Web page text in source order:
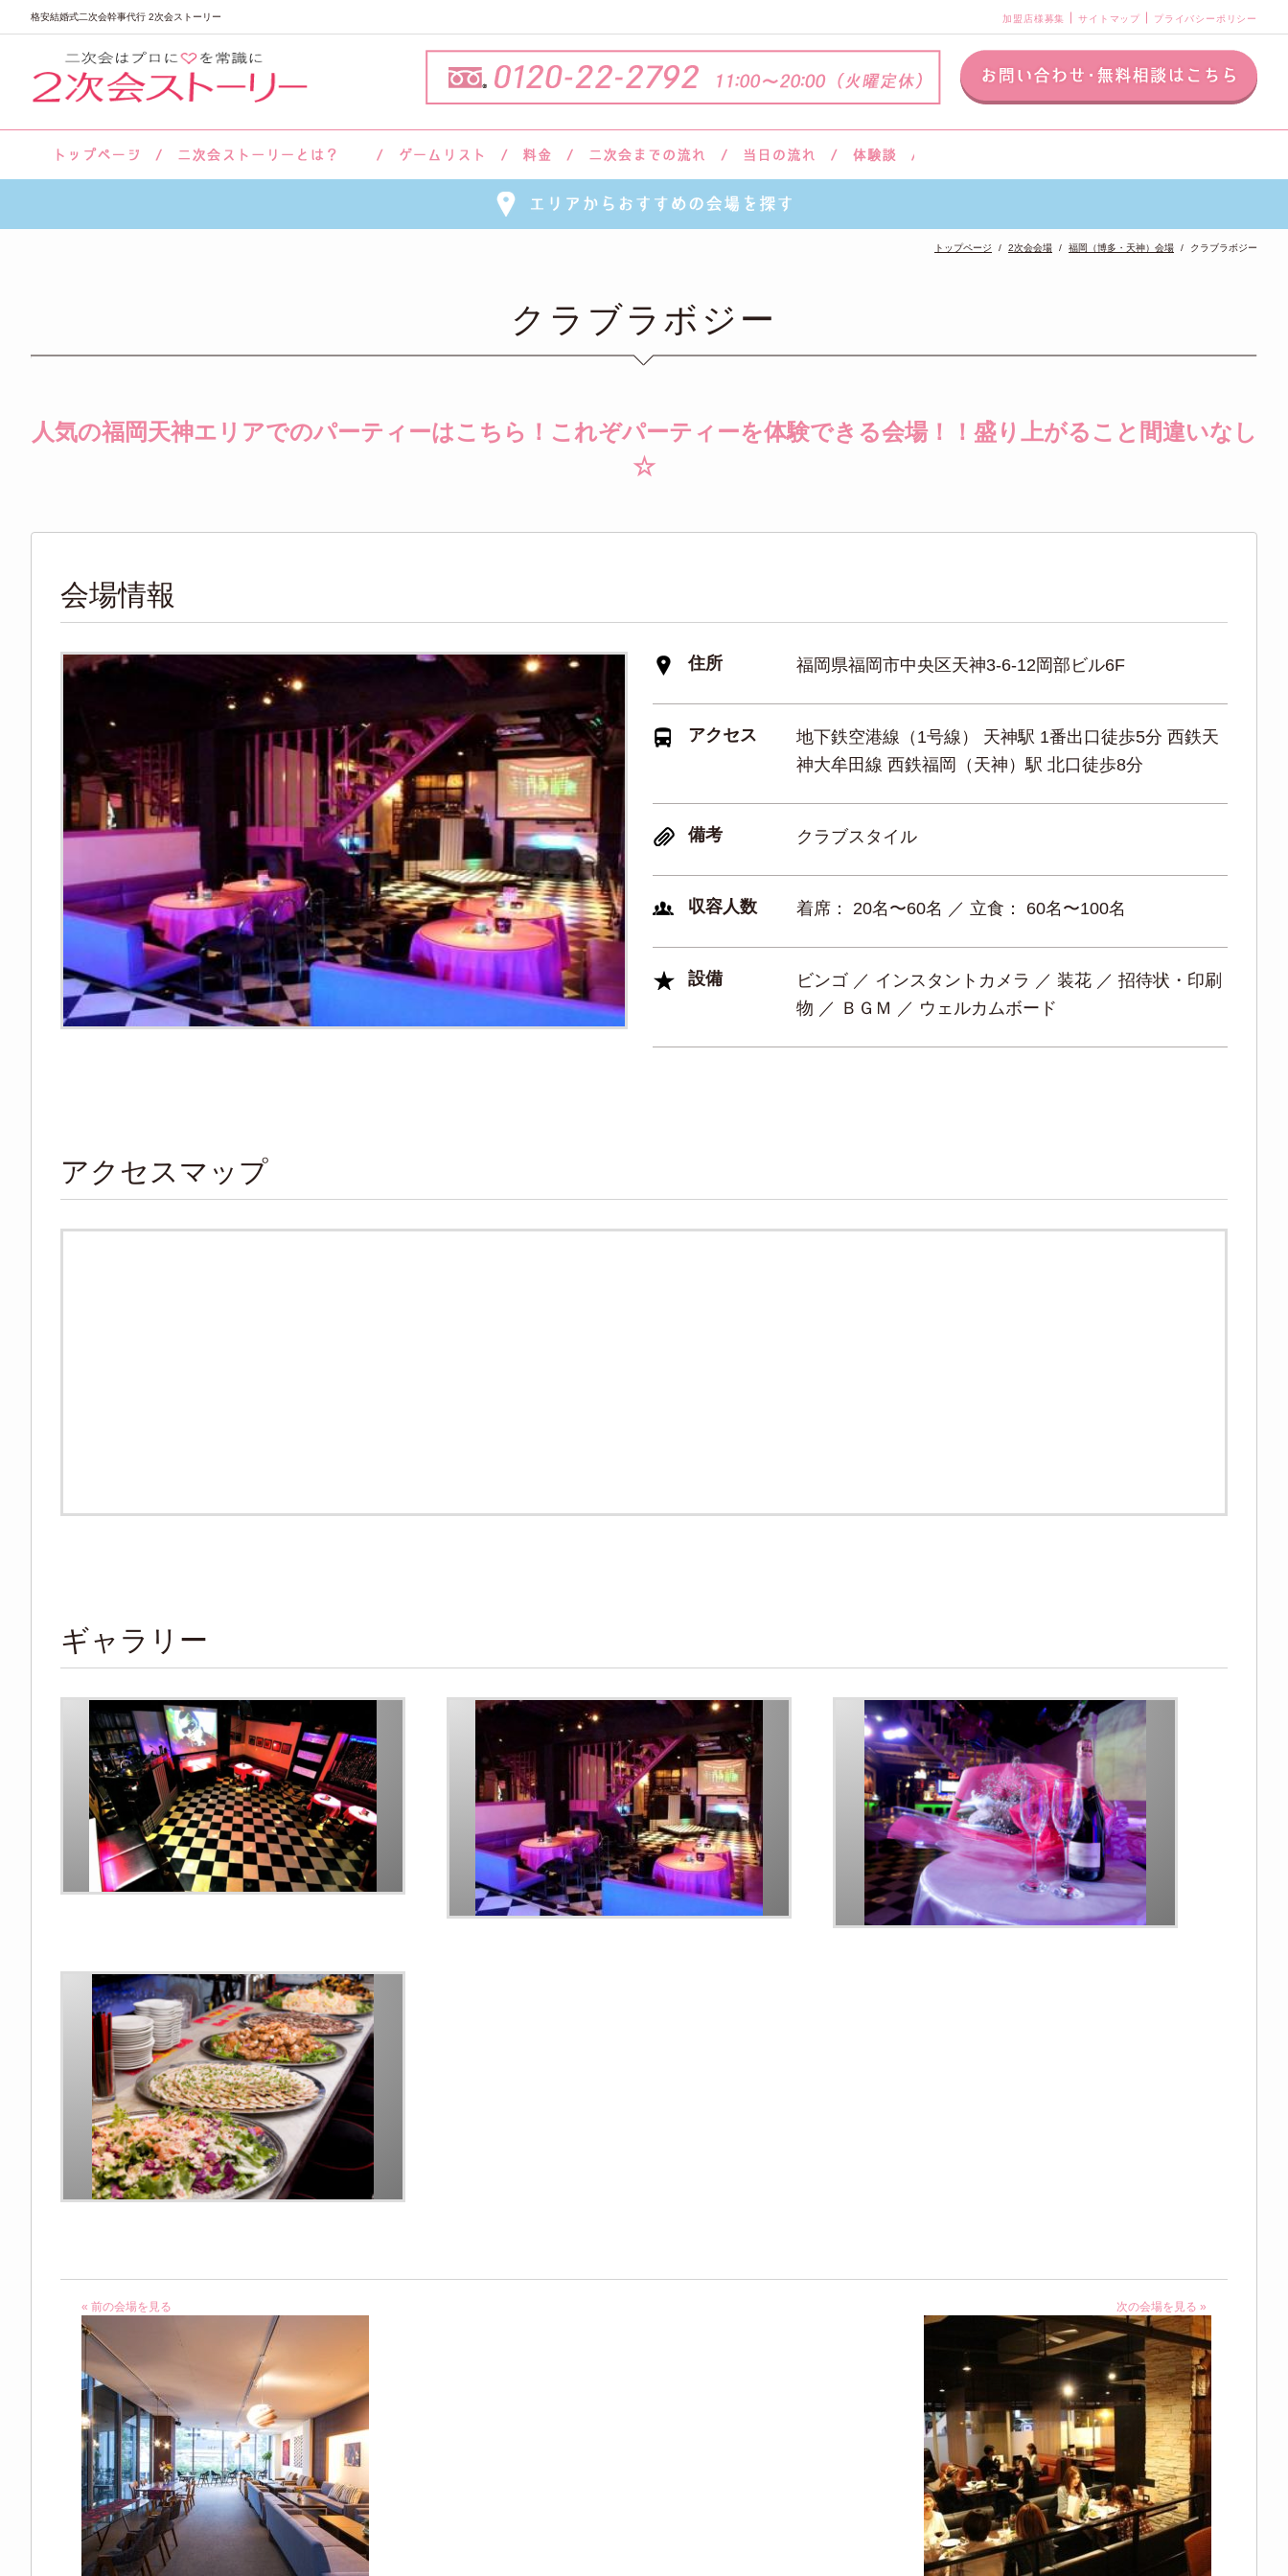
格安結婚式二次会幹事代行 2次会ストーリー 加盟店様募集 サイトマップ プライバシーポリシー
トップページ 2次会会場 福岡（博多・天神）会場 クラブラボジー
クラブラボジー
人気の福岡天神エリアでのパーティーはこちら！これぞパーティーを体験できる会場！！盛り上がること間違いなし
☆
会場情報
住所 福岡県福岡市中央区天神3-6-12岡部ビル6F
アクセス
地下鉄空港線（1号線） 天神駅 1番出口徒歩5分 西鉄天
神大牟田線 西鉄福岡（天神）駅 北口徒歩8分
備考 クラブスタイル
収容人数 着席： 20名〜60名 ／ 立食： 60名〜100名
設備
ビンゴ ／ インスタントカメラ ／ 装花 ／ 招待状・印刷
物 ／ ＢＧＭ ／ ウェルカムボード
アクセスマップ
ギャラリー
« 前の会場を見る 次の会場を見る »